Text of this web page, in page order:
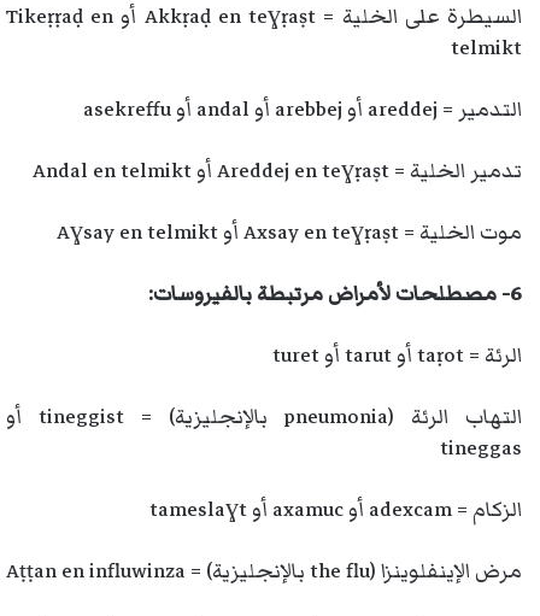
السيطرة على الخلية = Akkṛaḍ en teɣṛaṣt أو Tikeṛṛaḍ en
telmikt
التدمير = areddej أو arebbej أو andal أو asekreffu
تدمير الخلية = Areddej en teɣṛaṣt أو Andal en telmikt
موت الخلية = Axsay en teɣṛaṣt أو Aɣsay en telmikt
6- مصطلحات لأمراض مرتبطة بالفيروسات:
الرئة = taṛot أو tarut أو turet
التهاب الرئة (pneumonia بالإنجليزية) = tineggist أو
tineggas
الزكام = adexcam أو axamuc أو tameslaɣt
مرض الإينفلوينزا (the flu بالإنجليزية) = Aṭṭan en influwinza